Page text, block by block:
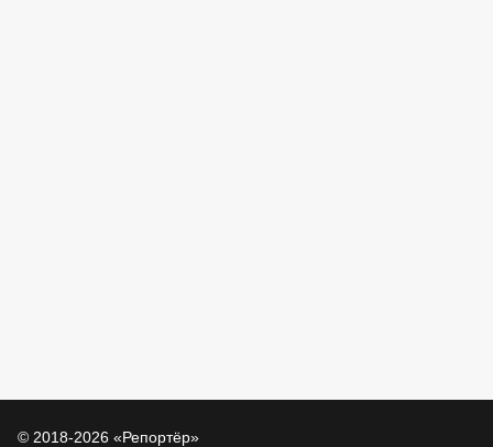
© 2018-2026 «Репортёр»